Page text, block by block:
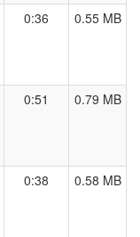
0:36 0.55 MB
0:51 0.79 MB
0:38 0.58 MB